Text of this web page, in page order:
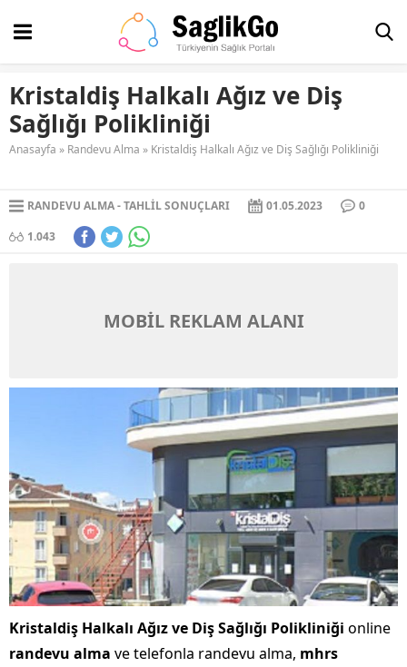
Kristaldiş Halkalı Ağız ve Diş
Sağlığı Polikliniği
Anasayfa » Randevu Alma » Kristaldiş Halkalı Ağız ve Diş Sağlığı Polikliniği
RANDEVU ALMA TAHLIL SONUÇLARI 01.05.2023
0
1.043
MOBİL REKLAM ALANI
Kristaldiş Halkalı Ağız ve Diş Sağlığı Polikliniği online
randevu alma ve telefonla randevu alma, mhrs